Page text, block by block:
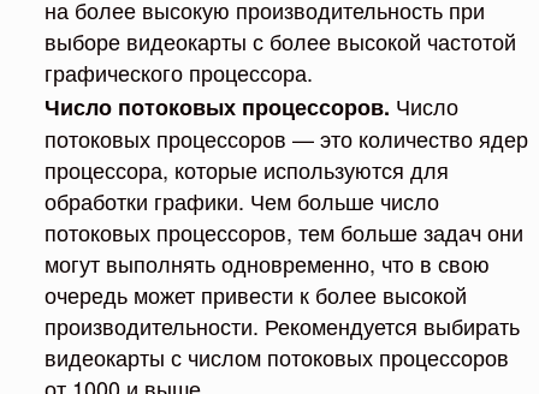
на более высокую производительность при
выборе видеокарты с более высокой частотой
графического процессора.
Число потоковых процессоров. Число
потоковых процессоров — это количество ядер
процессора, которые используются для
обработки графики. Чем больше число
потоковых процессоров, тем больше задач они
могут выполнять одновременно, что в свою
очередь может привести к более высокой
производительности. Рекомендуется выбирать
видеокарты с числом потоковых процессоров